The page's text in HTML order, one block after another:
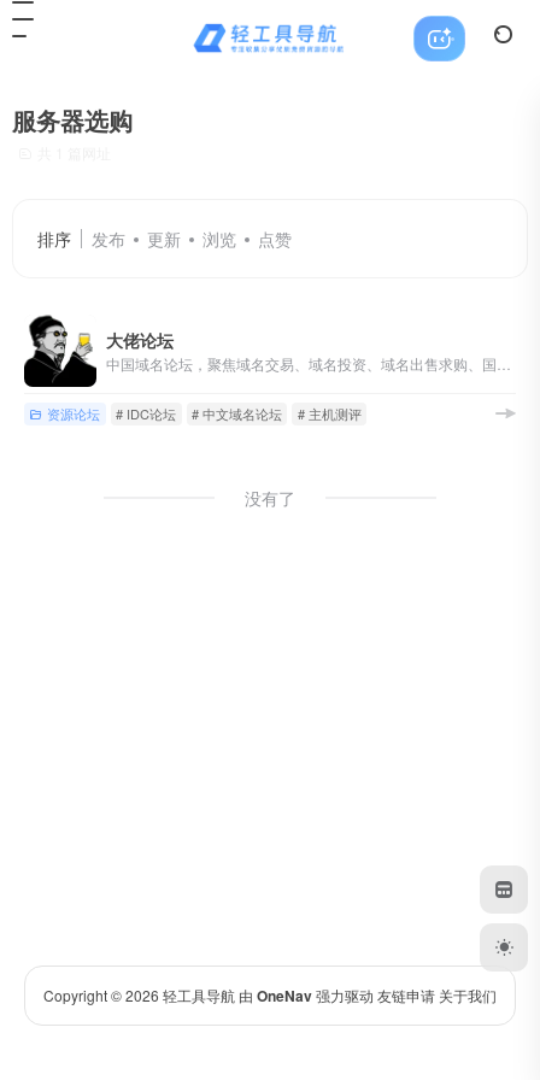
服务器选购
排序 发布 更新 浏览 点赞
大佬论坛
资源论坛 # IDC论坛 # 中文域名论坛 # 主机测评
没有了
Copyright © 2026 轻工具导航 由 OneNav强力驱动 友链申请 关于我们